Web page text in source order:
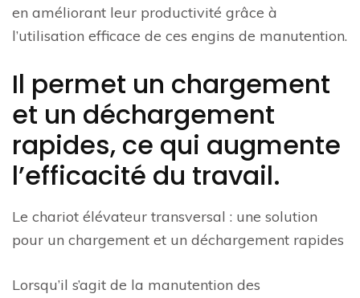
en améliorant leur productivité grâce à
l’utilisation efficace de ces engins de manutention.
Il permet un chargement
et un déchargement
rapides, ce qui augmente
l’efficacité du travail.
Le chariot élévateur transversal : une solution
pour un chargement et un déchargement rapides
Lorsqu’il s’agit de la manutention des